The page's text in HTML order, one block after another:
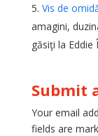
Vis de
amagini,
găsiţi la Eddie
Submit
Your email
fields are